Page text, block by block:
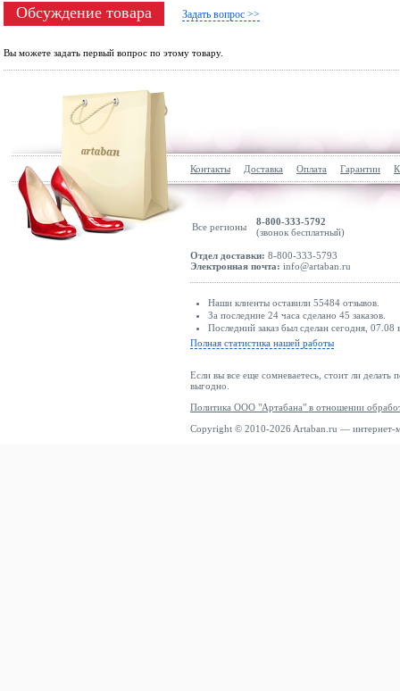
Обсуждение товара Задать вопрос >>
Вы можете задать первый вопрос по этому товару.
Контакты Доставка Оплата Гарантии
Все регионы
8-800-333-5792
(звонок бесплатный)
Отдел доставки: 8-800-333-5793
Электронная почта: info@artaban.ru
Наши клиенты оставили 55484 отзывов.
За последние 24 часа сделано 45 заказов.
Последний заказ был сделан сегодня,
Полная статистика нашей работы
Если вы все еще сомневаетесь, стоит ли делать
выгодно.
Политика ООО "Артабана" в отношении
Copyright © 2010-2026 Artaban.ru — интернет-